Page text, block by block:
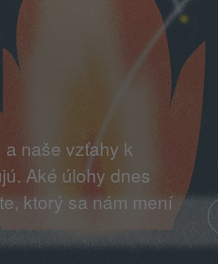
naše vzťahy k
Aké úlohy dnes
ktorý sa nám mení